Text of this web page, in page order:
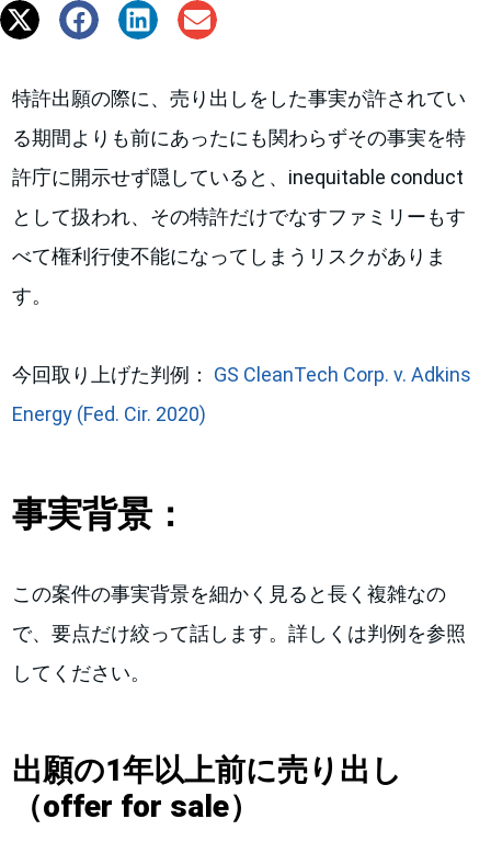
特許出願の際に、売り出しをした事実が許されてい
る期間よりも前にあったにも関わらずその事実を特
許庁に開示せず隠していると、inequitable conduct
として扱われ、その特許だけでなすファミリーもす
べて権利行使不能になってしまうリスクがありま
す。
今回取り上げた判例： GS CleanTech Corp. v. Adkins
Energy (Fed. Cir. 2020)
事実背景：
この案件の事実背景を細かく見ると長く複雑なの
で、要点だけ絞って話します。詳しくは判例を参照
してください。
出願の1年以上前に売り出し
（offer for sale）